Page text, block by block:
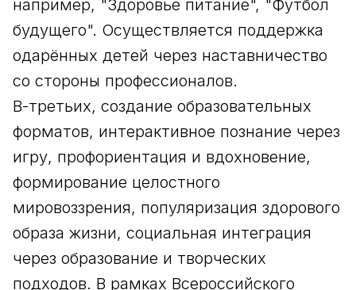
например, "Здоровье питание", "Футбол
будущего". Осуществляется поддержка
одарённых детей через наставничество
со стороны профессионалов.
В-третьих, создание образовательных
форматов, интерактивное познание через
игру, профориентация и вдохновение,
формирование целостного
мировоззрения, популяризация здорового
образа жизни, социальная интеграция
через образование и творческих
подходов. В рамках Всероссийского